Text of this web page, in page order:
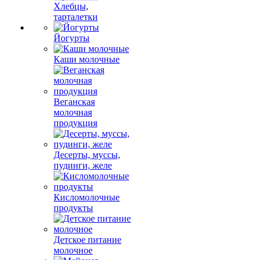
Хлебцы,
тарталетки
Йогурты
Каши молочные
Веганская
молочная
продукция
Десерты, муссы,
пудинги, желе
Кисломолочные
продукты
Детское питание
молочное